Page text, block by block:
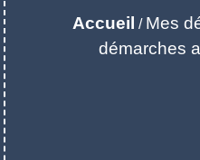
Accueil / Mes
démarches